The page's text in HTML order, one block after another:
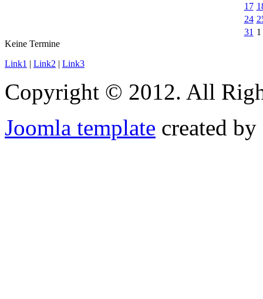
17
24
31 1
Keine Termine
Link1 | Link2 | Link3
Copyright © 2012. All
Joomla template created